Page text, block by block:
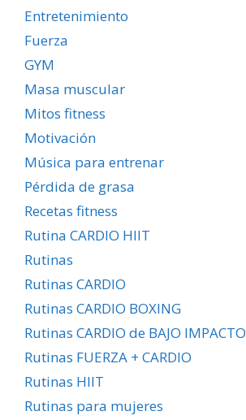
Entretenimiento
Fuerza
GYM
Masa muscular
Mitos fitness
Motivación
Música para entrenar
Pérdida de grasa
Recetas fitness
Rutina CARDIO HIIT
Rutinas
Rutinas CARDIO
Rutinas CARDIO BOXING
Rutinas CARDIO de BAJO IMPACTO
Rutinas FUERZA + CARDIO
Rutinas HIIT
Rutinas para mujeres